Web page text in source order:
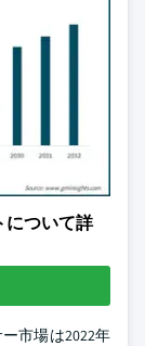
について詳
市場は2022年